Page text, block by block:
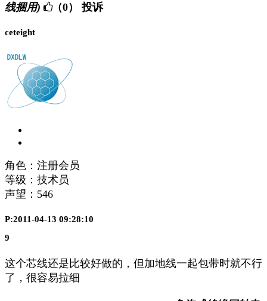
线捆用)
（0） 投诉
ceteight
角色：注册会员
等级：技术员
声望： 546
P:2011-04-13 09:28:10
9
这个芯线还是比较好做的，但加地线一起包带时就不行
了，很容易拉细